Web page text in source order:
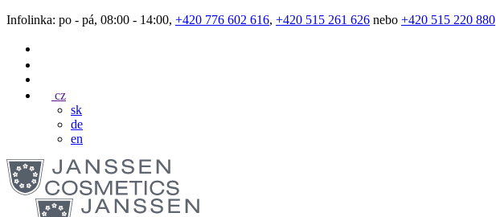
Infolinka: po - pá, 08:00 - 14:00, +420 776 602 616, +420 515 261 626 nebo +420 515 220 880
cz
sk
de
en